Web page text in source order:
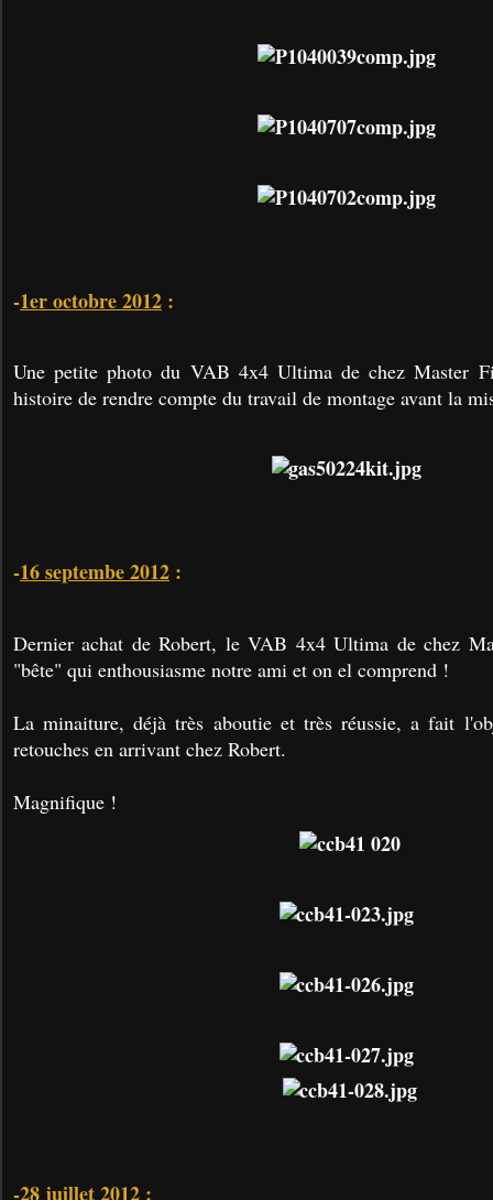
-1er octobre 2012 :
Une petite photo du VAB 4x4 Ultima de chez Master
histoire de rendre compte du travail de montage avant la
-16 septembe 2012 :
Dernier achat de Robert, le VAB 4x4 Ultima de chez
"bête" qui enthousiasme notre ami et on el comprend !
La minaiture, déjà très aboutie et très réussie, a fait
retouches en arrivant chez Robert.
Magnifique !
-28 juillet 2012 :